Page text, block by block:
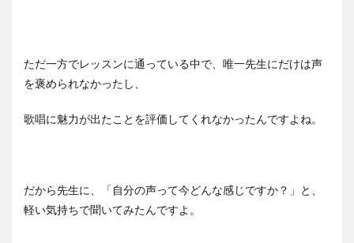
ただ一方でレッスンに通っている中で、唯一先生にだけは声
を褒められなかったし、
歌唱に魅力が出たことを評価してくれなかったんですよね。
だから先生に、「自分の声って今どんな感じですか？」と、
軽い気持ちで聞いてみたんですよ。